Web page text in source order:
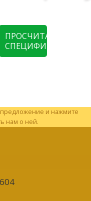
ПРОСЧИТАТЬ
СПЕЦИФИКАЦИЮ
и нажмите
нам о ней.